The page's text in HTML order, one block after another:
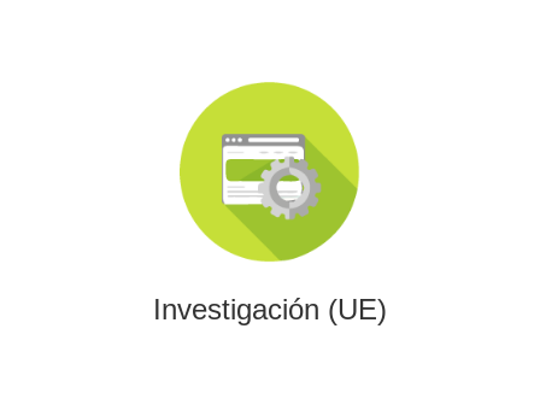
Investigación (UE)
Investigación (UE)
Impulsamos proyectos de I+D+i alineados con programas
europeos, conectando innovación tecnológica con
financiación estratégica.